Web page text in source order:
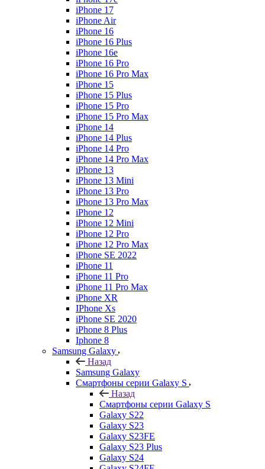
iPhone 17
iPhone Air
iPhone 16
iPhone 16 Plus
iPhone 16e
iPhone 16 Pro
iPhone 16 Pro Max
iPhone 15
iPhone 15 Plus
iPhone 15 Pro
iPhone 15 Pro Max
iPhone 14
iPhone 14 Plus
iPhone 14 Pro
iPhone 14 Pro Max
iPhone 13
iPhone 13 Mini
iPhone 13 Pro
iPhone 13 Pro Max
iPhone 12
iPhone 12 Mini
iPhone 12 Pro
iPhone 12 Pro Max
iPhone SE 2022
iPhone 11
iPhone 11 Pro
iPhone 11 Pro Max
iPhone XR
IPhone Xs
iPhone SE 2020
iPhone 8 Plus
Iphone 8
Samsung Galaxy
Назад
Samsung Galaxy
Смартфоны серии Galaxy S
Назад
Смартфоны серии Galaxy S
Galaxy S22
Galaxy S23
Galaxy S23FE
Galaxy S23 Plus
Galaxy S24